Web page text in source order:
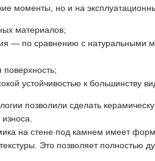
моменты, но и на
материалов;
— по сравнению с натуральными
поверхность;
устойчивостью к большинству
позволили сделать
на стене под камнем имеет
Это позволяет полностью